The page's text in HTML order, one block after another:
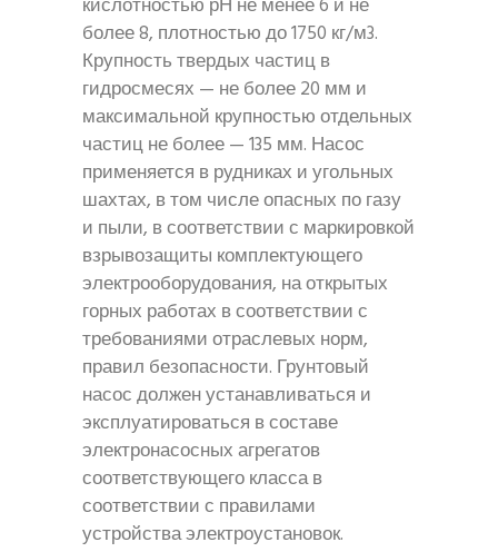
кислотностью рН не менее 6 и не
более 8, плотностью до 1750 кг/м3.
Крупность твердых частиц в
гидросмесях — не более 20 мм и
максимальной крупностью отдельных
частиц не более — 135 мм. Насос
применяется в рудниках и угольных
шахтах, в том числе опасных по газу
и пыли, в соответствии с маркировкой
взрывозащиты комплектующего
электрооборудования, на открытых
горных работах в соответствии с
требованиями отраслевых норм,
правил безопасности. Грунтовый
насос должен устанавливаться и
эксплуатироваться в составе
электронасосных агрегатов
соответствующего класса в
соответствии с правилами
устройства электроустановок.